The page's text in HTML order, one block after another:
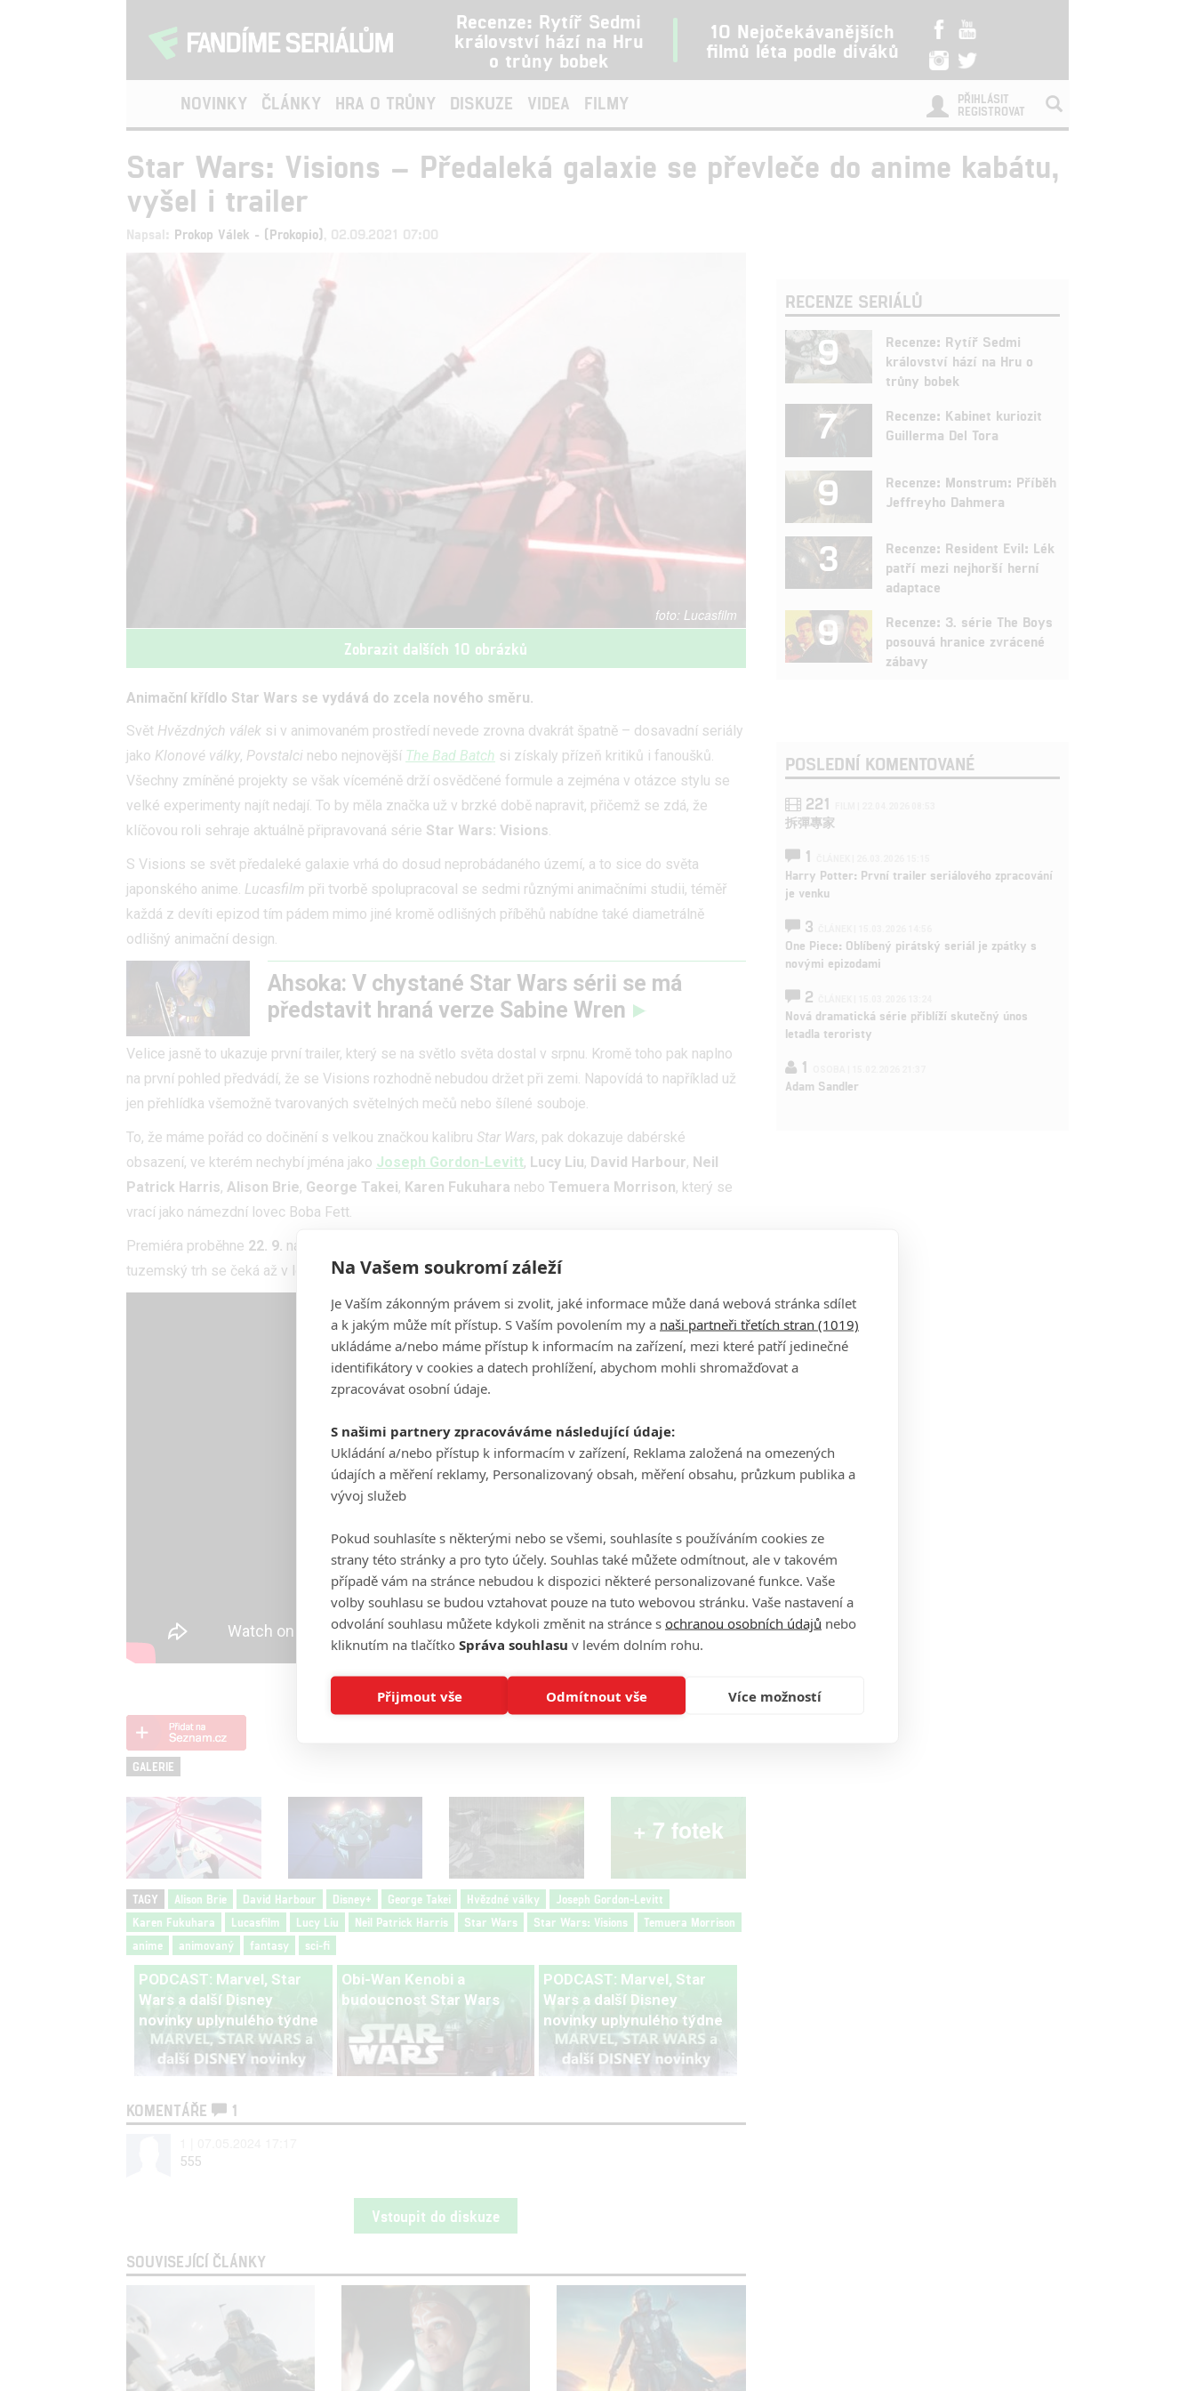
Recenze: Rytíř Sedmi
království hází na Hru
o trůny bobek
10 Nejočekávanějších
filmů léta podle diváků
NOVINKY ČLÁNKY HRA O TRŮNY DISKUZE VIDEA FILMY
PŘIHLÁSIT
REGISTROVAT
Star Wars: Visions – Předaleká galaxie se převleče do anime kabátu,
vyšel i trailer
Napsal: Prokop Válek - (Prokopio) , 02.09.2021 07:00
Lucasfilm
Zobrazit dalších 10 obrázků
Animační křídlo Star Wars se vydává do zcela nového směru.
Svět Hvězdných válek si v animovaném prostředí nevede zrovna dvakrát špatně – dosavadní seriály
jako Klonové války, Povstalci nebo nejnovější The Bad Batch si získaly přízeň kritiků i fanoušků.
Všechny zmíněné projekty se však víceméně drží osvědčené formule a zejména v otázce stylu se
velké experimenty najít nedají. To by měla značka už v brzké době napravit, přičemž se zdá, že
klíčovou roli sehraje aktuálně připravovaná série Star Wars: Visions.
S Visions se svět předaleké galaxie vrhá do dosud neprobádaného území, a to sice do světa
japonského anime. Lucasfilm při tvorbě spolupracoval se sedmi různými animačními studii, téměř
každá z devíti epizod tím pádem mimo jiné kromě odlišných příběhů nabídne také diametrálně
odlišný animační design.
Ahsoka: V chystané Star Wars sérii se má
představit hraná verze Sabine Wren
Velice jasně to ukazuje první trailer, který se na světlo světa dostal v srpnu. Kromě toho pak naplno
na první pohled předvádí, že se Visions rozhodně nebudou držet při zemi. Napovídá to například už
jen přehlídka všemožně tvarovaných světelných mečů nebo šílené souboje.
To, že máme pořád co dočinění s velkou značkou kalibru Star Wars, pak dokazuje dabérské
obsazení, ve kterém nechybí jména jako Joseph Gordon-Levitt, Lucy Liu, David Harbour, Neil
Patrick Harris, Alison Brie, George Takei, Karen Fukuhara nebo Temuera Morrison, který se
vrací jako námezdní lovec Boba Fett.
Premiéra proběhne 22. 9. na platformě
tuzemský trh se čeká až v létě příštího roku.
Zdroj:
GALERIE
+ 7 fotek
TAGY Alison Brie David Harbour Disney+ George Takei Hvězdné války
Joseph Gordon-Levitt
Karen Fukuhara
Lucasfilm Lucy Liu Neil Patrick Harris Star Wars Star Wars: Visions
Temuera Morrison
anime
animovaný fantasy sci-fi
PODCAST: Marvel, Star
Wars a další Disney
novinky uplynulého týdne
Obi-Wan Kenobi a
budoucnost Star Wars
PODCAST: Marvel, Star
Wars a další Disney
novinky uplynulého týdne
KOMENTÁŘE
1
555
Vstoupit do diskuze
SOUVISEJÍCÍ ČLÁNKY
RECENZE SERIÁLŮ
9
Recenze: Rytíř Sedmi
království hází na Hru o
trůny bobek
7
Recenze: Kabinet kuriozit
Guillerma Del Tora
9
Recenze: Monstrum: Příběh
Jeffreyho Dahmera
3
Recenze: Resident Evil: Lék
patří mezi nejhorší herní
adaptace
9
Recenze: 3. série The Boys
posouvá hranice zvrácené
zábavy
POSLEDNÍ KOMENTOVANÉ
221
拆彈專家
1
Harry Potter: První trailer seriálového zpracování
je venku
3
One Piece: Oblíbený pirátský seriál je zpátky s
novými epizodami
2
Nová dramatická série přiblíží skutečný únos
letadla teroristy
1
Adam Sandler
Na Vašem soukromí záleží
Je Vaším zákonným právem si zvolit, jaké informace může daná webová stránka sdílet
a k jakým může mít přístup. S Vaším povolením my a naši partneři třetích stran (1019)
ukládáme a/nebo máme přístup k informacím na zařízení, mezi které patří jedinečné
identifikátory v cookies a datech prohlížení, abychom mohli shromažďovat a
zpracovávat osobní údaje.
S našimi partnery zpracováváme následující údaje:
Ukládání a/nebo přístup k informacím v zařízení, Reklama založená na omezených
údajích a měření reklamy, Personalizovaný obsah, měření obsahu, průzkum publika a
vývoj služeb
Pokud souhlasíte s některými nebo se všemi, souhlasíte s používáním cookies ze
strany této stránky a pro tyto účely. Souhlas také můžete odmítnout, ale v takovém
případě vám na stránce nebudou k dispozici některé personalizované funkce. Vaše
volby souhlasu se budou vztahovat pouze na tuto webovou stránku. Vaše nastavení a
odvolání souhlasu můžete kdykoli změnit na stránce s ochranou osobních údajů nebo
kliknutím na tlačítko Správa souhlasu v levém dolním rohu.
Přijmout vše Odmítnout vše Více možností